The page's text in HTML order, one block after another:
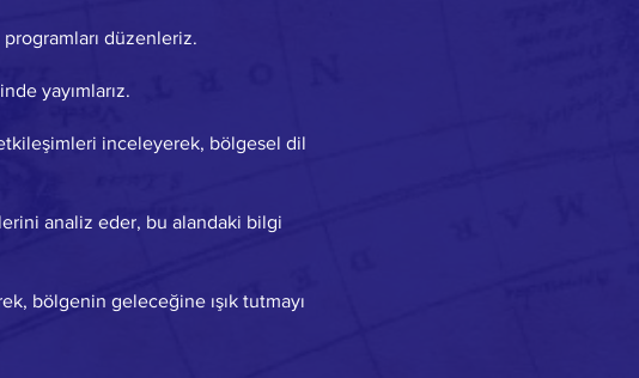
düzenleriz.
yayımlarız.
inceleyerek, bölgesel dil
analiz eder, bu alandaki bilgi
bölgenin geleceğine ışık tutmayı